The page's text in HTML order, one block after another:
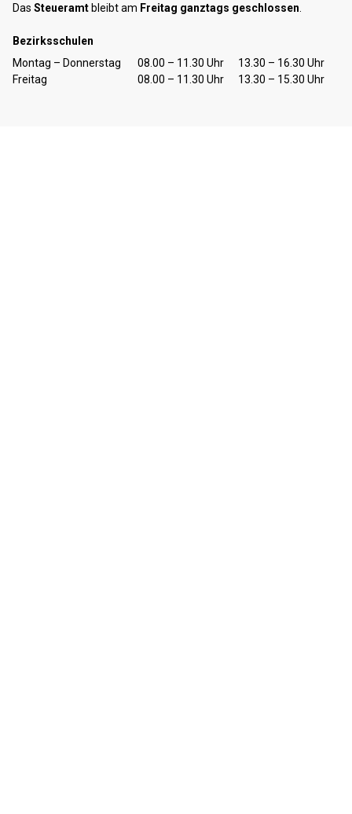
Das Steueramtbleibt am Freitag ganztags geschlossen
Bezirksschulen
TagÖffnungszeiten Vormittag Öffnungszeiten Nachmittag
Montag – Donnerstag 08.00 – 11.30 Uhr
13.30 – 16.30 Uhr
Freitag
08.00 – 11.30 Uhr 13.30 – 15.30 Uhr